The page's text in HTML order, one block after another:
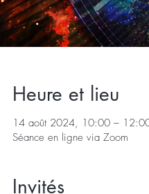
Heure et lieu
14 août 2024, 10:00 –
Séance en ligne via Zoom
Invités